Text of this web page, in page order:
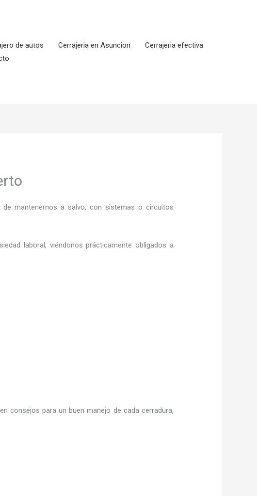
de autos Cerrajeria en Asuncion
Cerrajeria efectiva
mantenernos a salvo, con sistemas o circuitos
laboral, viéndonos prácticamente obligados a
consejos para un buen manejo de cada cerradura,